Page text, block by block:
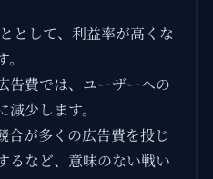
として、利益率が高くな
告費では、ユーザーへの
少します。
合が多くの広告費を投じ
るなど、意味のない戦い